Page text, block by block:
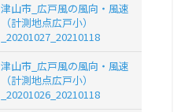
津山市_広戸風の風向・風速
（計測地点広戸小）
_20201027_20210118
津山市_広戸風の風向・風速
（計測地点広戸小）
_20201026_20210118